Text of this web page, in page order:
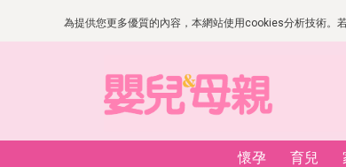
為提供您更多優質的內容，本網站使用cookies分析技術。
懷孕 育兒